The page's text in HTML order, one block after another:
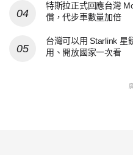
特斯拉正式回應台灣
償，代步車數量加倍
台灣可以用 Starlink 星
用、開放國家一次看